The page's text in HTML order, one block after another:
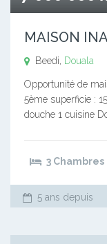
MAISON
Beedi, Douala
Opportunité de
5ème superficie :
douche 1 cuisine
3 Chambres
5 ans depuis